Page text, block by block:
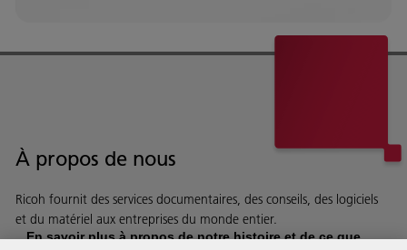
À propos de nous
Ricoh fournit des services documentaires, des conseils, des logiciels
et du matériel aux entreprises du monde entier.
En savoir plus à propos de notre histoire et de ce que